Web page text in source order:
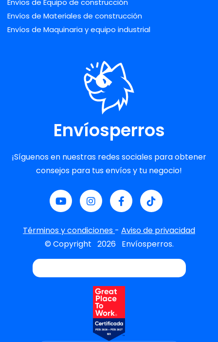
Envíos de Equipo de construcción
Envíos de Materiales de construcción
Envíos de Maquinaria y equipo industrial
Envíosperros
¡Síguenos en nuestras redes sociales para obtener
consejos para tus envíos y tu negocio!
Términos y condiciones - Aviso de privacidad
© Copyright 2026 Envíosperros.